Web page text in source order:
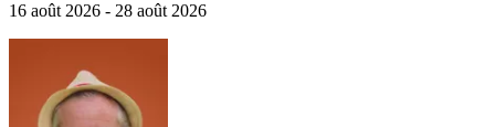
Hammerfest, Tromsø la capitale arctique.
16 août 2026 - 28 août 2026